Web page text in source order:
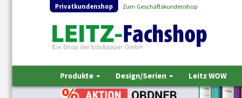
Privatkundenshop Zum Geschäftskundenshop
Produkte Design/Serien Leitz WOW